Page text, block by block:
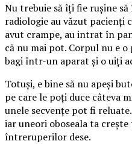
Nu trebuie să îți fie rușine
radiologie au văzut pacienți
avut crampe, au intrat în
că nu mai pot. Corpul nu e
bagi într-un aparat și o uiți
Totuși, e bine să nu apeși
pe care le poți duce câteva
unele secvențe pot fi
iar uneori oboseala ta
întreruperilor dese.